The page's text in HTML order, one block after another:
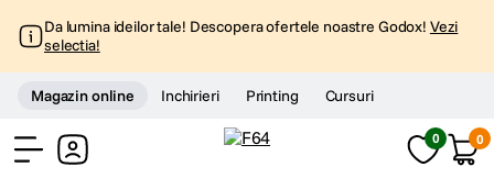
Da lumina ideilor tale! Descopera ofertele noastre Godox! Vezi
selectia!
Magazin online Inchirieri Printing Cursuri
0 0